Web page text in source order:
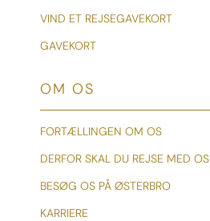
VIND ET REJSEGAVEKORT
GAVEKORT
OM OS
FORTÆLLINGEN OM OS
DERFOR SKAL DU REJSE MED OS
BESØG OS PÅ ØSTERBRO
KARRIERE